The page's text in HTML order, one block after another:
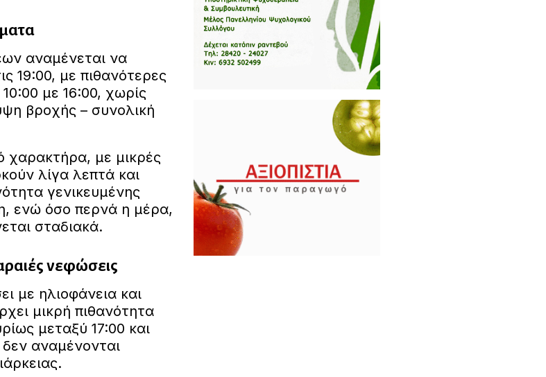
αναμένεται να
19:00, με πιθανότερες
με 16:00, χωρίς
βροχής – συνολική
χαρακτήρα, με μικρές
λίγα λεπτά και
γενικευμένης
ενώ όσο περνά η μέρα,
σταδιακά.
νεφώσεις
με ηλιοφάνεια και
μικρή πιθανότητα
μεταξύ 17:00 και
αναμένονται